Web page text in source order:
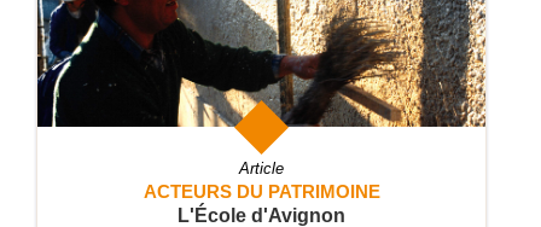
Article
ACTEURS DU PATRIMOINE
L'École d'Avignon